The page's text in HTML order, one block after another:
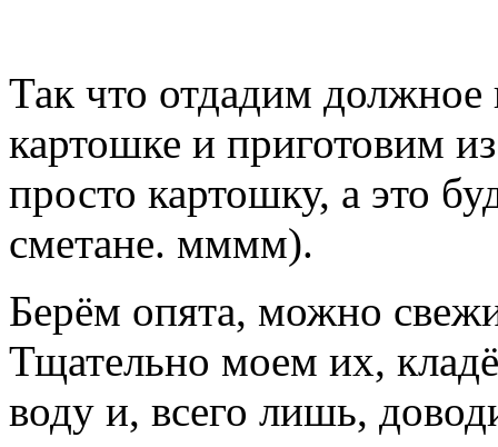
Так что отдадим
картошке и приготовим
просто картошку, а это
сметане. мммм).
Берём опята, можно
Тщательно моем их,
воду и, всего лишь,